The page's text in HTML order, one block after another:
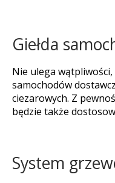
Giełda
Nie ulega
samochodów
ciezarowych. Z
będzie także
System